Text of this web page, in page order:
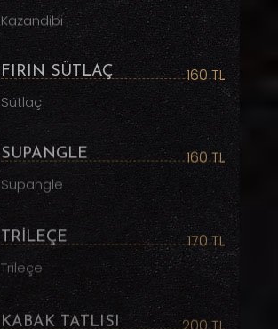
Kazandibi
FIRIN SÜTLAÇ 160 TL
Sütlaç
SUPANGLE 160 TL
Supangle
TRİLEÇE 170 TL
Trileçe
KABAK TATLISI 200 TL